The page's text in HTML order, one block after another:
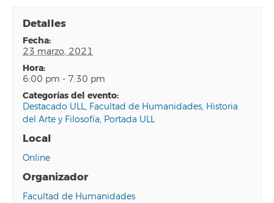
Detalles
fecha:
23 marzo, 2021
hora:
6:00 pm - 7:30 pm
categorías del evento:
Destacado ULL, Facultad de Humanidades, Historia
del Arte y Filosofía, Portada ULL
Local
Online
Organizador
Facultad de Humanidades